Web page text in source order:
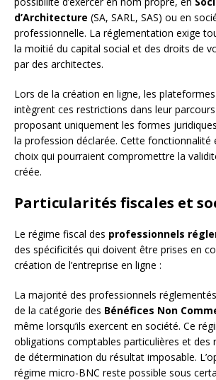
d’Architecture (SA, SARL, SAS) ou en
professionnelle. La réglementation exige
la moitié du capital social et des droits de
par des architectes.
Lors de la création en ligne, les
intègrent ces restrictions dans leur
proposant uniquement les formes
la profession déclarée. Cette fonctionnalité
choix qui pourraient compromettre la
créée.
Particularités fiscales et
Le régime fiscal des professionnels
des spécificités qui doivent être prises en
création de l’entreprise en ligne :
La majorité des professionnels
de la catégorie des Bénéfices Non
même lorsqu’ils exercent en société. Ce
obligations comptables particulières et des
de détermination du résultat imposable.
régime micro-BNC reste possible sous